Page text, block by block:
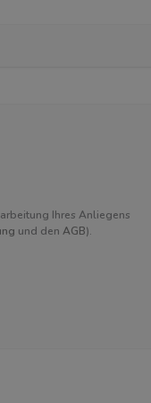
Ihres Anliegens
und den AGB).